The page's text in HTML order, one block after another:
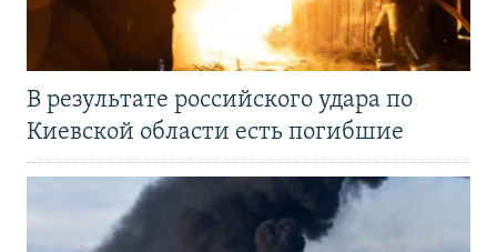
В результате российского удара по
Киевской области есть погибшие